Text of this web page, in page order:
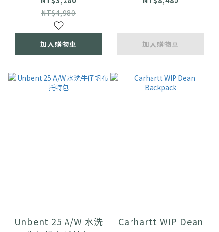
NT$4,980
加入購物車 加入購物車
Unbent 25 A/W 水洗
Carhartt WIP Dean